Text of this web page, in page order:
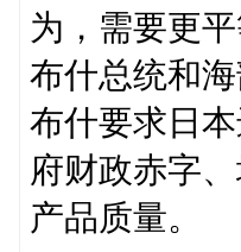
为，需要更
布什总统和
布什要求日
府财政赤字
产品质量。